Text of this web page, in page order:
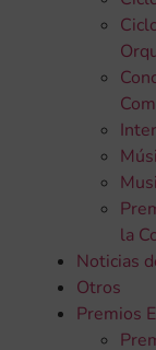
la
Noticias
Otros
Premios